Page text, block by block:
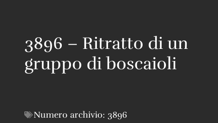
3896 – Ritratto di un
gruppo di boscaioli
Numero archivio: 3896